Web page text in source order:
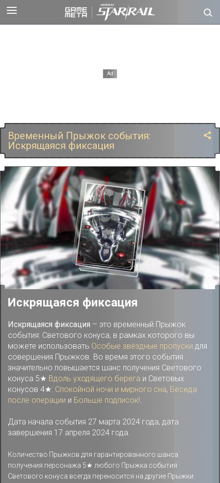
Временный Прыжок события:
Искрящаяся фиксация
Искрящаяся фиксация
Искрящаяся фиксация – это временный Прыжок
события: Светового конуса, в рамках которого вы
можете использовать Особые звёздные пропуски для
совершения Прыжков. Во время этого события
значительно повышается шанс получения Светового
конуса 5★ Вдоль уходящего берега и Световых
конусов 4★: Спокойной ночи и мирного сна, Беседа
после операции и Больше подписок!.
Дата начала события 27 марта 2024 года, дата
завершения 17 апреля 2024 года.
Количество Прыжков для гарантированного шанса
получения персонажа 5★ любого Прыжка события
Светового конуса всегда переносится на другие Прыжки